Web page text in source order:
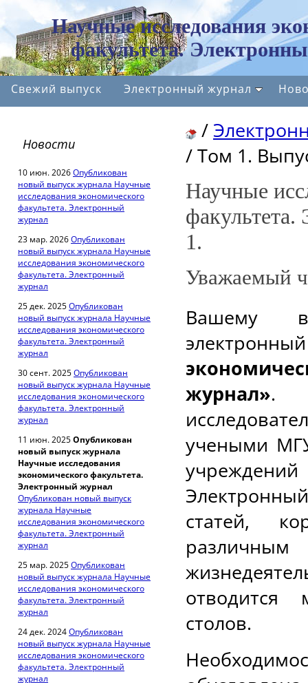
Научные исследования
факультета.
Свежий выпуск Электронный журнал
Новости
10 июн. 2026Опубликован
новый выпуск журнала Научные
исследования экономического
факультета. Электронный
журнал
23 мар. 2026Опубликован
новый выпуск журнала Научные
исследования экономического
факультета. Электронный
журнал
25 дек. 2025Опубликован
новый выпуск журнала Научные
исследования экономического
факультета. Электронный
журнал
30 сент. 2025Опубликован
новый выпуск журнала Научные
исследования экономического
факультета. Электронный
журнал
11 июн. 2025Опубликован
новый выпуск журнала
Научные исследования
экономического факультета.
Электронный журнал
Опубликован новый выпуск
журнала Научные
исследования экономического
факультета. Электронный
журнал
25 мар. 2025Опубликован
новый выпуск журнала Научные
исследования экономического
факультета. Электронный
журнал
24 дек. 2024Опубликован
новый выпуск журнала Научные
исследования экономического
факультета. Электронный
журнал
/
/Том 1.
Научные
1.
Уважаемый
Вашему
журнал».
учеными
статей,
отводится
столов.